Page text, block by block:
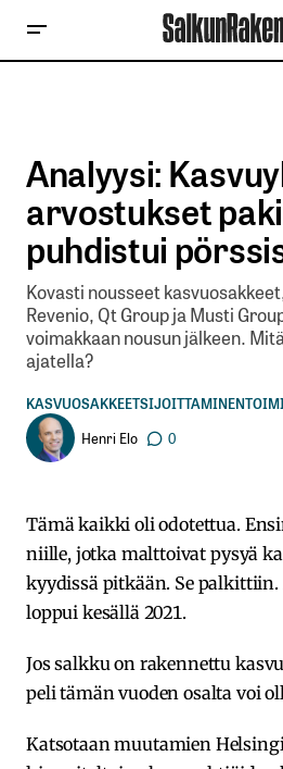
Analyysi:
arvostukset
puhdistui
Kovasti nousseet
Revenio, Qt Group ja Musti
voimakkaan nousun jälkeen.
ajatella?
KASVUOSAKKEETSIJOITTAMINEN
Henri Elo
0
Tämä kaikki oli odotettua.
niille, jotka malttoivat pysyä
kyydissä pitkään. Se
loppui kesällä 2021.
Jos salkku on rakennettu
peli tämän vuoden osalta voi
Katsotaan muutamien